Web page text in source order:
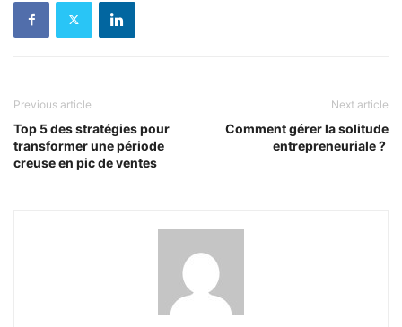
Previous article
Top 5 des stratégies pour
transformer une période
creuse en pic de ventes
Next article
Comment gérer la solitude
entrepreneuriale ?